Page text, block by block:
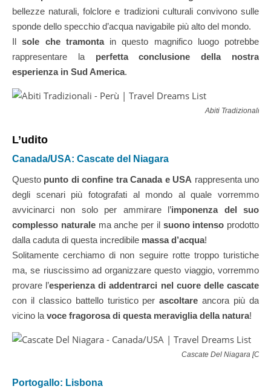
bellezze naturali, folclore e tradizioni culturali convivono sulle
sponde dello specchio d’acqua navigabile più alto del mondo.
Ilsole che tramontain questo magnifico luogo potrebbe
rappresentare la perfetta conclusione della nostra
esperienza in Sud America.
Abiti Tradizionali
L’udito
Canada/USA: Cascate del Niagara
Questo punto di confine tra Canada e USA rappresenta uno
degli scenari più fotografati al mondo al quale vorremmo
avvicinarci non solo per ammirare l’imponenza del suo
complesso naturalema anche per il suono intenso prodotto
dalla caduta di questa incredibile massa d’acqua!
Solitamente cerchiamo di non seguire rotte troppo turistiche
ma, se riuscissimo ad organizzare questo viaggio, vorremmo
provare l’esperienza di addentrarci nel cuore delle cascate
con il classico battello turistico perascoltare ancora più da
vicino la voce fragorosa di questa meraviglia della natura!
Cascate Del Niagara
Portogallo: Lisbona